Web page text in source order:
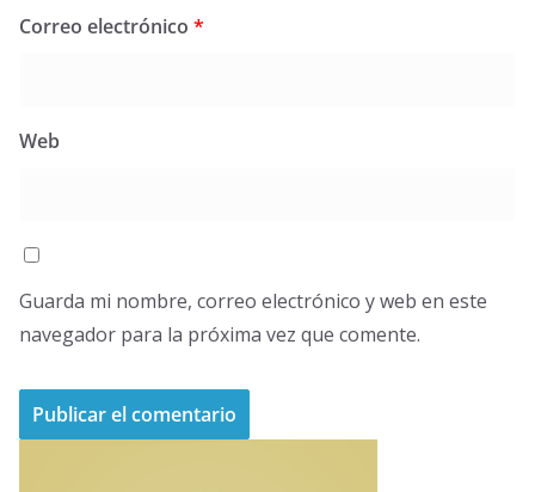
Correo electrónico *
Web
Guarda mi nombre, correo electrónico y web en este
navegador para la próxima vez que comente.